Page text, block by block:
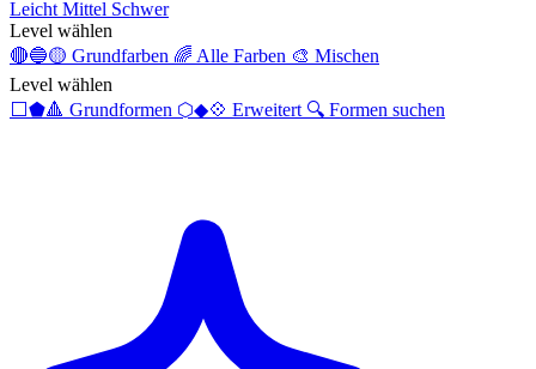
Leicht Mittel Schwer
Level wählen
🔴🔵🟡 Grundfarben 🌈 Alle Farben 🎨 Mischen
Level wählen
⬜⬟🔺 Grundformen ⬡◆💠 Erweitert 🔍 Formen suchen